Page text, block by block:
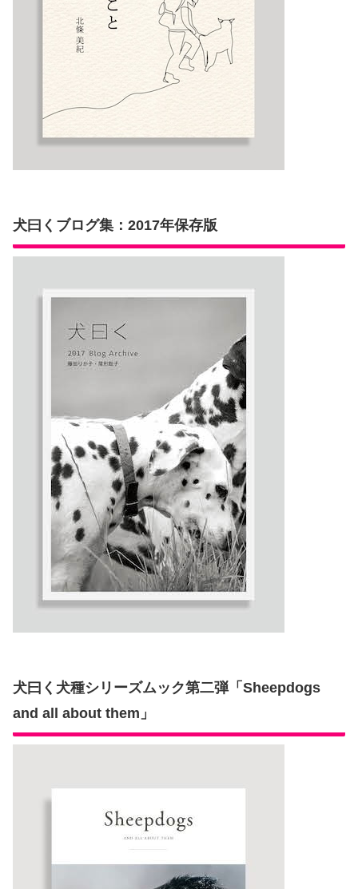
犬曰くブログ集：2017年保存版
犬曰く犬種シリーズムック第二弾「Sheepdogs
and all about them」